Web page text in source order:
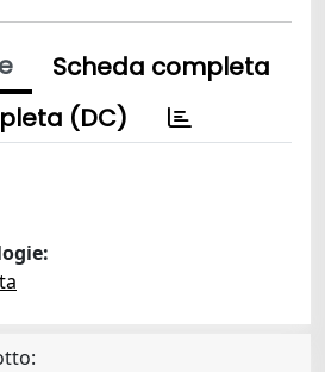
Scheda completa
(DC)